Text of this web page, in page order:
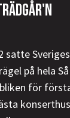
satte
på hela
för